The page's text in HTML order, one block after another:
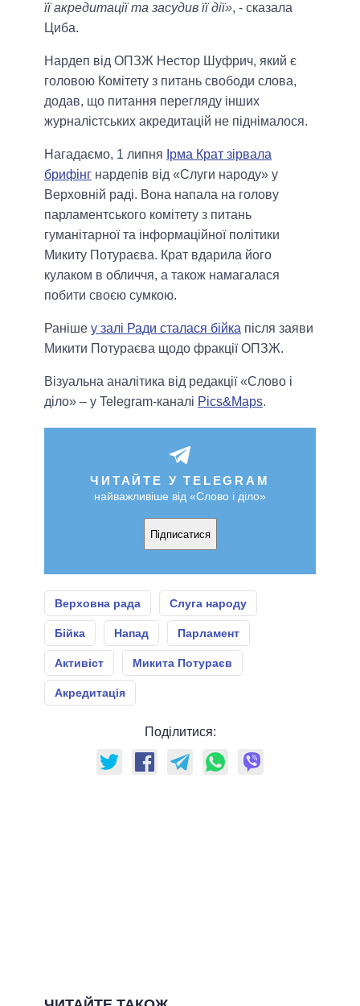
її акредитації та засудив її дії», - сказала
Циба.
Нардеп від ОПЗЖ Нестор Шуфрич, який є
головою Комітету з питань свободи слова,
додав, що питання перегляду інших
журналістських акредитацій не піднімалося.
Нагадаємо, 1 липня Ірма Крат зірвала
брифінг нардепів від «Слуги народу» у
Верховній раді. Вона напала на голову
парламентського комітету з питань
гуманітарної та інформаційної політики
Микиту Потураєва. Крат вдарила його
кулаком в обличчя, а також намагалася
побити своєю сумкою.
Раніше у залі Ради сталася бійка після заяви
Микити Потураєва щодо фракції ОПЗЖ.
Візуальна аналітика від редакції «Слово і
діло» – у Telegram-каналі Pics&Maps.
ЧИТАЙТЕ У TELEGRAM
найважливіше від «Слово і діло»
Підписатися
Верховна рада Слуга народу
Бійка Напад Парламент
Активіст Микита Потураєв
Акредитація
Поділитися: